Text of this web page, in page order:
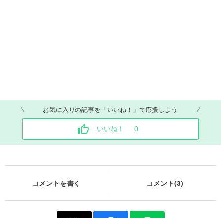
お気に入りの記事を「いいね！」で応援しよう
いいね！ 0
コメントを書く コメント(3)